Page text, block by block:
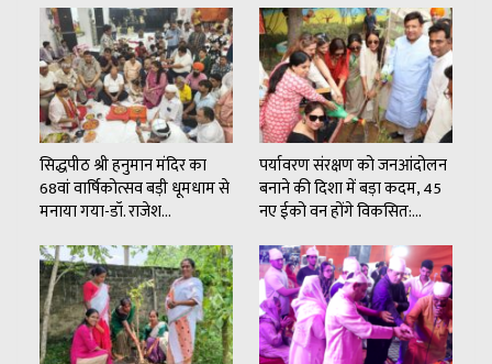
सिद्धपीठ श्री हनुमान मंदिर का
68वां वार्षिकोत्सव बड़ी धूमधाम से
मनाया गया-डॉ. राजेश…
पर्यावरण संरक्षण को जनआंदोलन
बनाने की दिशा में बड़ा कदम, 45
नए ईको वन होंगे विकसित:…